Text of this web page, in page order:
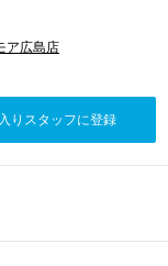
ア広島店
りスタッフに登録